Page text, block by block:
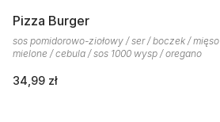
Pizza Burger
sos pomidorowo-ziołowy / ser / boczek / mięso
mielone / cebula / sos 1000 wysp / oregano
34,99 zł